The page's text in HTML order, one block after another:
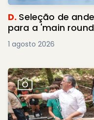
D. Seleção de
para a 'main
1 agosto 2026